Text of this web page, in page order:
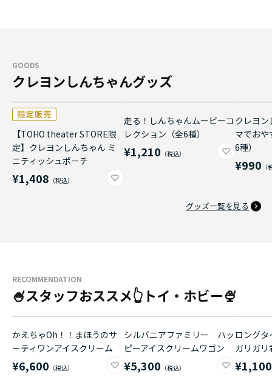
GOODS
クレヨンしんちゃんグッズ
【TOHO theater STORE限
定】クレヨンしんちゃん ミ
ニティッシュポーチ
¥1,408
走る！しんちゃんムービーコ
レクション（全6種）
¥1,210
クレヨ
マでお
6種）
¥990
グッズ一覧を見る
RECOMMENDATION
🍧スタッフおススメ👆トイ・ホビー🍨
かえちゃOh！！まほうのサ
ーティワンアイスクリーム
¥6,600
シルバニアファミリー ハッ
ピーアイスクリームワゴン
¥5,300
ロング
ガリガ
¥1,100